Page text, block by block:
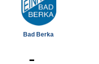
Bad Berka
-